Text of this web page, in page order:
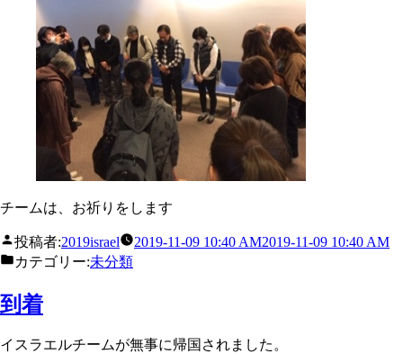
チームは、お祈りをします
投稿者:2019israel 2019-11-09 10:40 AM2019-11-09 10:40 AM
カテゴリー:未分類
到着
イスラエルチームが無事に帰国されました。